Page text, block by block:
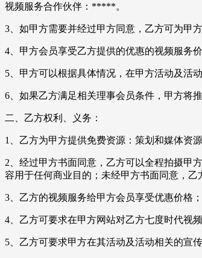
视频服务合作伙伴：*****。
3、如甲方需要并经过甲方同意，乙方可为甲
4、甲方会员享受乙方提供的优惠的视频服务价
5、甲方可以根据具体情况，在甲方活动及活
6、如果乙方满足相关理事会员条件，甲方将
二、乙方权利、义务：
1、乙方为甲方提供免费资源：策划和媒体资源
2、经过甲方书面同意，乙方可以全程拍摄甲
容用于任何商业目的；未经甲方书面同意，乙
3、乙方的视频服务给甲方会员享受优惠价格；
4、乙方可要求在甲方网站对乙方七度时代视
5、乙方可要求甲方在其活动及活动相关的宣